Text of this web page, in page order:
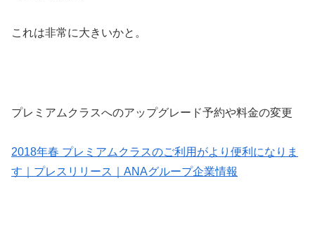
これは非常に大きいかと。
プレミアムクラスへのアップグレード予約や料金の変更
2018年春 プレミアムクラスのご利用がより便利になりま
す｜プレスリリース｜ANAグループ企業情報